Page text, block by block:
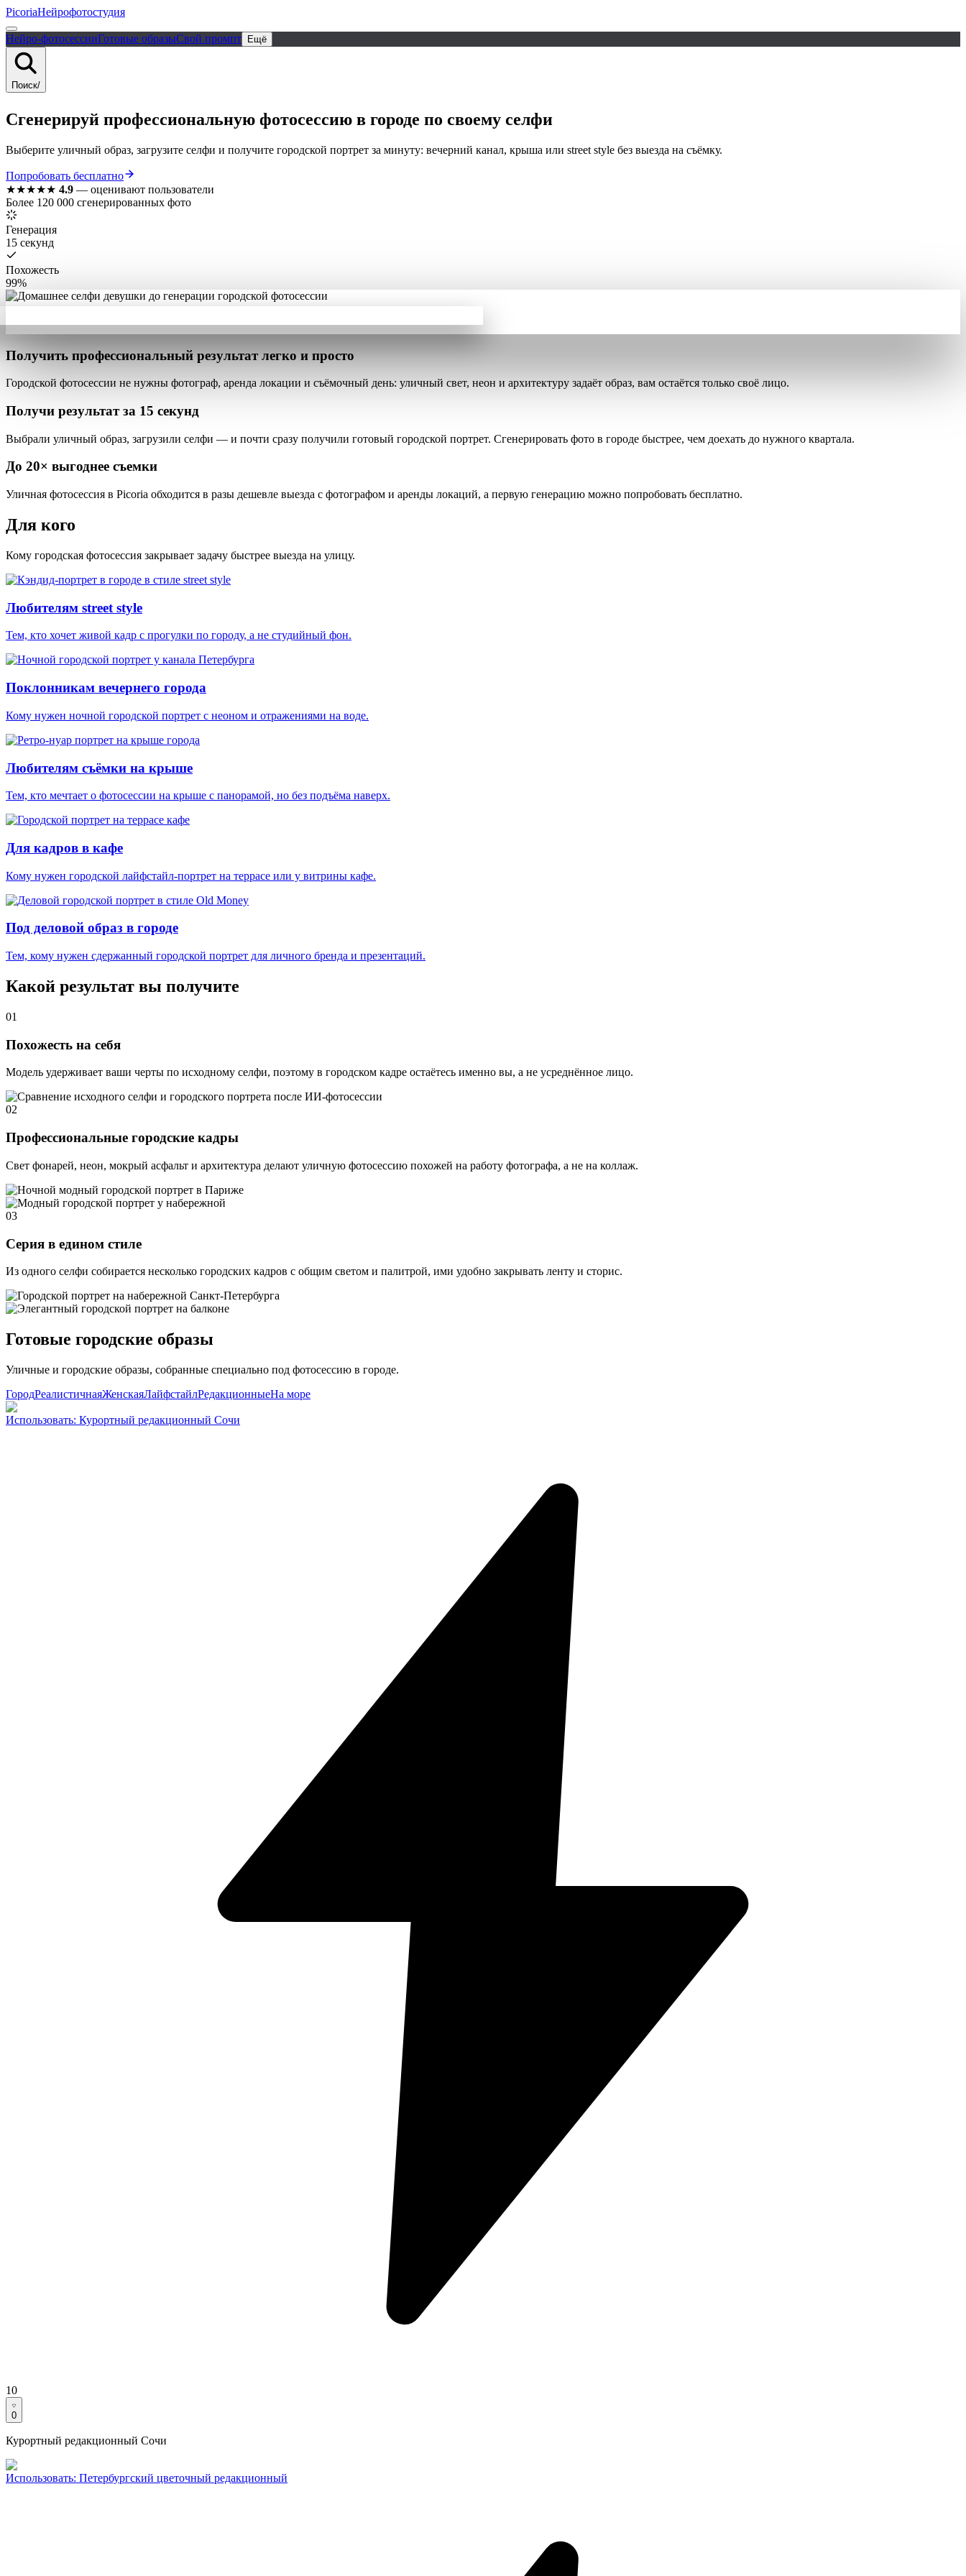
PicoriaНейрофотостудия
Нейро-фотосессииГотовые образыСвой промпт Ещё
Поиск/
Сгенерируй профессиональную фотосессию в городе по своему селфи
Выберите уличный образ, загрузите селфи и получите городской портрет за минуту: вечерний канал, крыша или street style без выезда на съёмку.
Попробовать бесплатно
★★★★★ 4.9 — оценивают пользователи
Более 120 000 сгенерированных фото
Генерация
15 секунд
Похожесть
99%
Получить профессиональный результат легко и просто
Городской фотосессии не нужны фотограф, аренда локации и съёмочный день: уличный свет, неон и архитектуру задаёт образ, вам остаётся только своё лицо.
Получи результат за 15 секунд
Выбрали уличный образ, загрузили селфи — и почти сразу получили готовый городской портрет. Сгенерировать фото в городе быстрее, чем доехать до нужного квартала.
До 20× выгоднее съемки
Уличная фотосессия в Picoria обходится в разы дешевле выезда с фотографом и аренды локаций, а первую генерацию можно попробовать бесплатно.
Для кого
Кому городская фотосессия закрывает задачу быстрее выезда на улицу.
Любителям street style
Тем, кто хочет живой кадр с прогулки по городу, а не студийный фон.
Поклонникам вечернего города
Кому нужен ночной городской портрет с неоном и отражениями на воде.
Любителям съёмки на крыше
Тем, кто мечтает о фотосессии на крыше с панорамой, но без подъёма наверх.
Для кадров в кафе
Кому нужен городской лайфстайл-портрет на террасе или у витрины кафе.
Под деловой образ в городе
Тем, кому нужен сдержанный городской портрет для личного бренда и презентаций.
Какой результат вы получите
01
Похожесть на себя
Модель удерживает ваши черты по исходному селфи, поэтому в городском кадре остаётесь именно вы, а не усреднённое лицо.
02
Профессиональные городские кадры
Свет фонарей, неон, мокрый асфальт и архитектура делают уличную фотосессию похожей на работу фотографа, а не на коллаж.
03
Серия в едином стиле
Из одного селфи собирается несколько городских кадров с общим светом и палитрой, ими удобно закрывать ленту и сторис.
Готовые городские образы
Уличные и городские образы, собранные специально под фотосессию в городе.
ГородРеалистичнаяЖенскаяЛайфстайлРедакционныеНа море
Использовать: Курортный редакционный Сочи
10
0
Курортный редакционный Сочи
Использовать: Петербургский цветочный редакционный